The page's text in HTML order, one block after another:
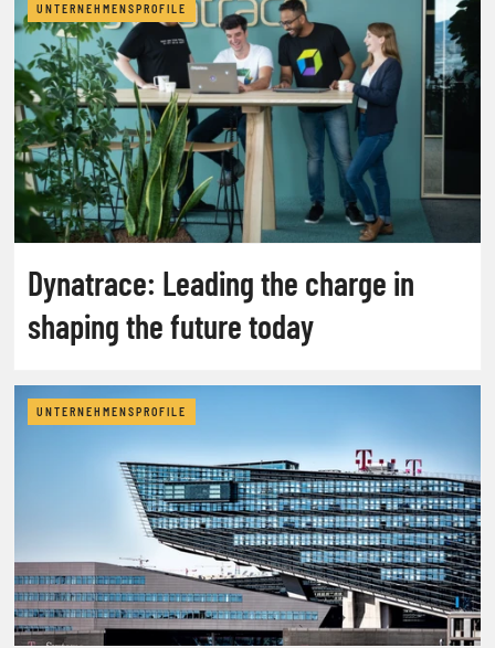
UNTERNEHMENSPROFILE
Dynatrace: Leading the charge in
shaping the future today
UNTERNEHMENSPROFILE